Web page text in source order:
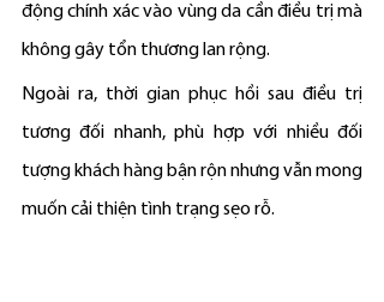
động chính xác vào vùng da cần điều trị mà
không gây tổn thương lan rộng.
Ngoài ra, thời gian phục hồi sau điều trị
tương đối nhanh, phù hợp với nhiều đối
tượng khách hàng bận rộn nhưng vẫn mong
muốn cải thiện tình trạng sẹo rỗ.